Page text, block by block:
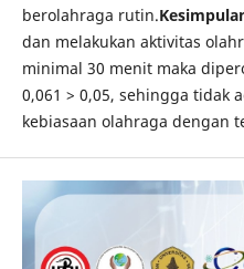
berolahraga rutin.
dan melakukan aktivitas
minimal 30 menit maka
0,061 > 0,05, sehingga tidak
kebiasaan olahraga dengan